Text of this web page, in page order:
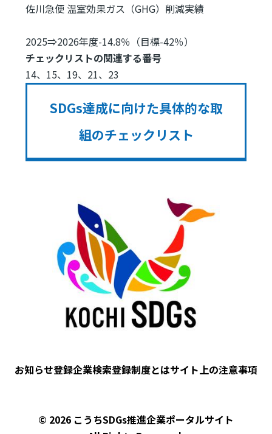
佐川急便 温室効果ガス（GHG）削減実績
2025⇒2026年度-14.8％（目標-42％）
チェックリストの関連する番号
14、15、19、21、23
SDGs達成に向けた具体的な取
組のチェックリスト
お知らせ登録企業検索登録制度とはサイト上の注意事項
© 2026 こうちSDGs推進企業ポータルサイト